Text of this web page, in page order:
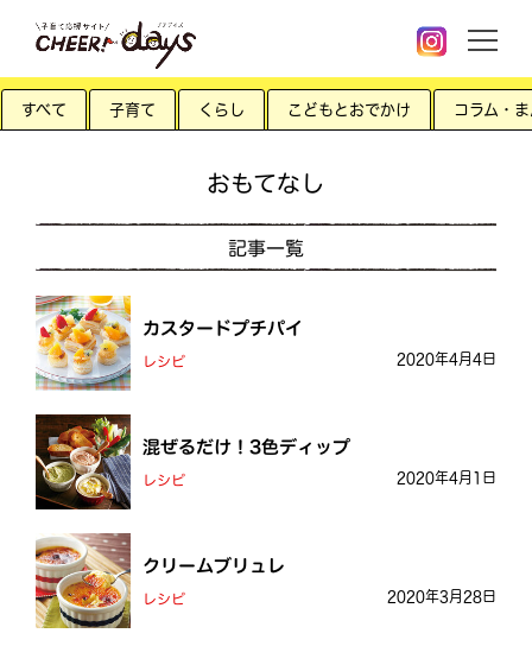
すべて 子育て くらし こどもとおでかけ コラム・
おもてなし
記事一覧
カスタードプチパイ
レシピ 2020年4月4日
混ぜるだけ！3色ディップ
レシピ 2020年4月1日
クリームブリュレ
レシピ 2020年3月28日